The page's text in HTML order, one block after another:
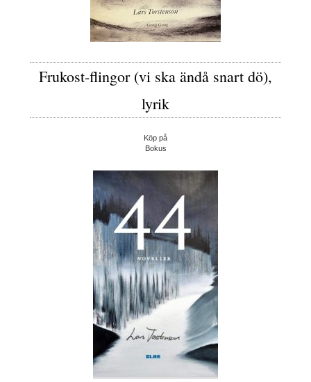
Frukost-flingor (vi ska ändå snart dö),
lyrik
Köp på
Bokus